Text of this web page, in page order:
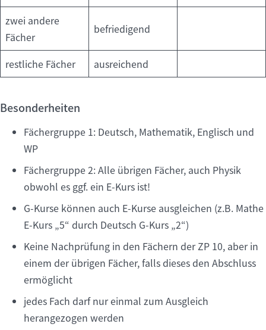
zwei andere
Fächer
befriedigend
restliche Fächer ausreichend
Besonderheiten
Fächergruppe 1: Deutsch, Mathematik, Englisch und
WP
Fächergruppe 2: Alle übrigen Fächer, auch Physik
obwohl es ggf. ein E-Kurs ist!
G-Kurse können auch E-Kurse ausgleichen (z.B. Mathe
E-Kurs „5“ durch Deutsch G-Kurs „2“)
Keine Nachprüfung in den Fächern der ZP 10, aber in
einem der übrigen Fächer, falls dieses den Abschluss
ermöglicht
jedes Fach darf nur einmal zum Ausgleich
herangezogen werden